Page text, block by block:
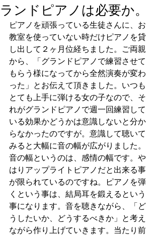
ランドピアノは必要か。
ピアノを頑張っている生徒さんに、お
教室を使っていない時だけピアノを貸
し出して２ヶ月位経ちました。ご両親
から、「グランドピアノで練習させて
もらう様になってから全然演奏が変わ
った」とお伝えて頂きました。いつも
とても上手に弾ける女の子なので、そ
れがグランドピアノで週一回練習して
いる効果かどうかは意識しないと分か
らなかったのですが。意識して聴いて
みると大幅に音の幅が広がりました。
音の幅というのは、感情の幅です。や
はりアップライトピアノだと出来る事
が限られているのですね。ピアノを弾
くという事は、結局耳を鍛えるという
事になります。音を聴きながら、「ど
うしたいか、どうするべきか」と考え
ながら作り上げていきます。当たり前